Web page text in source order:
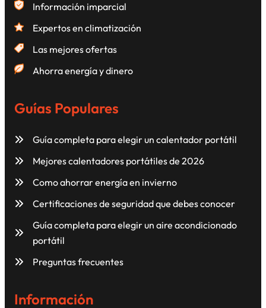
Información imparcial
Expertos en climatización
Las mejores ofertas
Ahorra energía y dinero
Guías Populares
Guía completa para elegir un calentador portátil
Mejores calentadores portátiles de 2026
Como ahorrar energía en invierno
Certificaciones de seguridad que debes conocer
Guía completa para elegir un aire acondicionado
portátil
Preguntas frecuentes
Información